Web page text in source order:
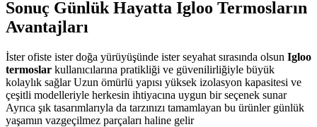
Sonuç Günlük Hayatta Igloo Termosların
Avantajları
İster ofiste ister doğa yürüyüşünde ister seyahat sırasında olsun Igloo
termoslar kullanıcılarına pratikliği ve güvenilirliğiyle büyük
kolaylık sağlar Uzun ömürlü yapısı yüksek izolasyon kapasitesi ve
çeşitli modelleriyle herkesin ihtiyacına uygun bir seçenek sunar
Ayrıca şık tasarımlarıyla da tarzınızı tamamlayan bu ürünler günlük
yaşamın vazgeçilmez parçaları haline gelir